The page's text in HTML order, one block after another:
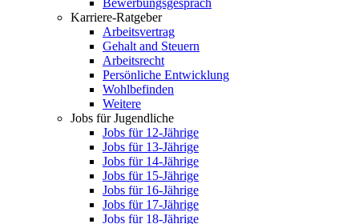
Bewerbungsgespräch
Karriere-Ratgeber
Arbeitsvertrag
Gehalt and Steuern
Arbeitsrecht
Persönliche Entwicklung
Wohlbefinden
Weitere
Jobs für Jugendliche
Jobs für 12-Jährige
Jobs für 13-Jährige
Jobs für 14-Jährige
Jobs für 15-Jährige
Jobs für 16-Jährige
Jobs für 17-Jährige
Jobs für 18-Jährige